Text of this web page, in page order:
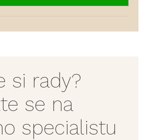
si rady?
se na
specialistu